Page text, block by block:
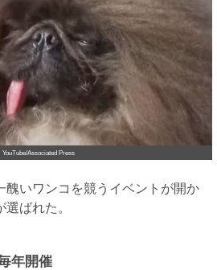
YouTube/Associated Press
醜いワンコを競うイベントが開か
ばれた。
年開催